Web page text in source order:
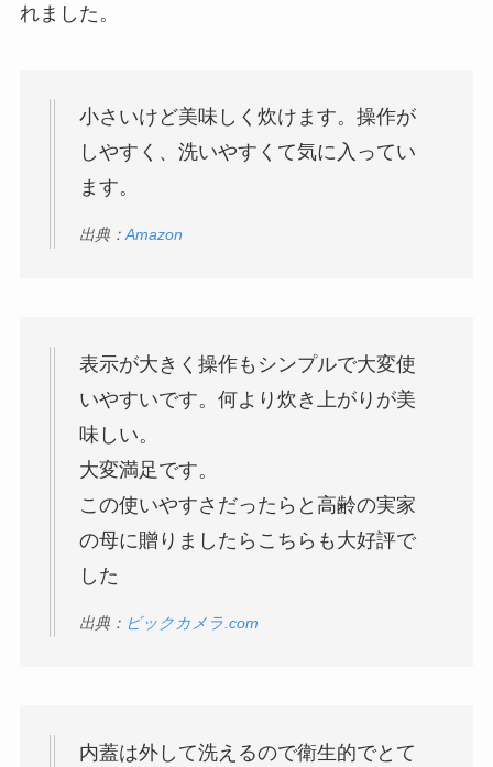
れました。
小さいけど美味しく炊けます。操作が
しやすく、洗いやすくて気に入ってい
ます。
出典： Amazon
表示が大きく操作もシンプルで大変使
いやすいです。何より炊き上がりが美
味しい。
大変満足です。
この使いやすさだったらと高齢の実家
の母に贈りましたらこちらも大好評で
した
出典： ビックカメラ.com
内蓋は外して洗えるので衛生的でとて